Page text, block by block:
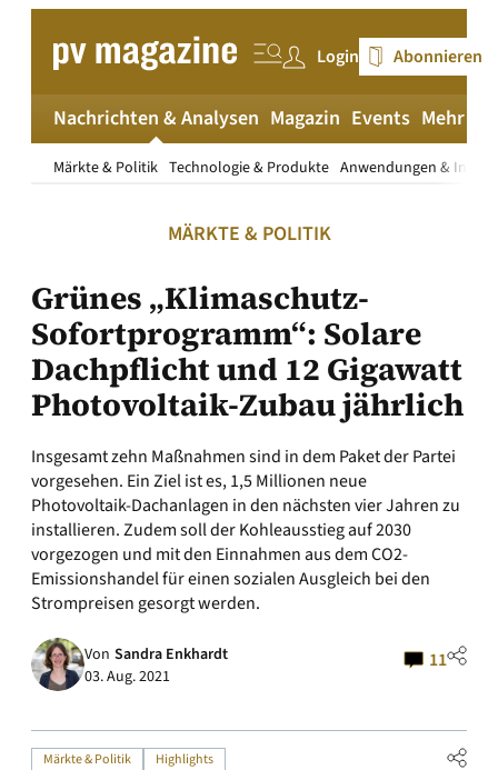
springen
Login Abonnieren
Nachrichten & Analysen
Märkte & Politik Technologie & Produkte Anwendungen &
Magazin Events Mehr
MÄRKTE & POLITIK
Grünes „Klimaschutz-
Sofortprogramm“: Solare
Dachpflicht und 12 Gigawatt
Photovoltaik-Zubau jährlich
Insgesamt zehn Maßnahmen sind in dem Paket der Partei
vorgesehen. Ein Ziel ist es, 1,5 Millionen neue
Photovoltaik-Dachanlagen in den nächsten vier Jahren zu
installieren. Zudem soll der Kohleausstieg auf 2030
vorgezogen und mit den Einnahmen aus dem CO2-
Emissionshandel für einen sozialen Ausgleich bei den
Strompreisen gesorgt werden.
Von Sandra Enkhardt
03. Aug. 2021
11
Märkte & Politik Highlights